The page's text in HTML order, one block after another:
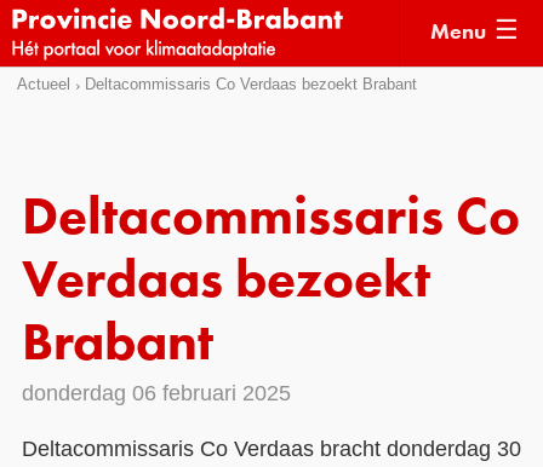
Sla
naar
menu
naar
pagina
Menu
Actueel Deltacommissaris Co Verdaas bezoekt Brabant
Deltacommissaris Co
Verdaas bezoekt
Brabant
donderdag 06 februari 2025
Deltacommissaris Co Verdaas bracht donderdag 30
Actueel
Klimaatverhalen
Hulpmiddelen
Subsidies
Monitoring